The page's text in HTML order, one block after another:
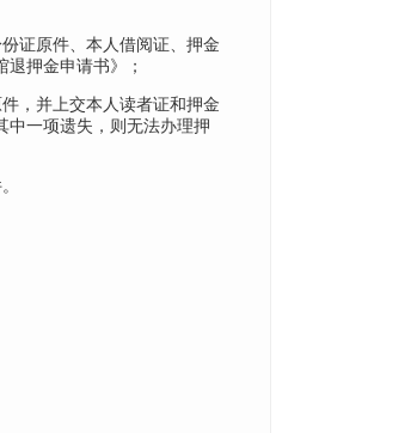
证原件、本人借阅证、押金
押金申请书》；
，并上交本人读者证和押金
中一项遗失，则无法办理押